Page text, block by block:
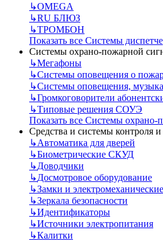
↳OMEGA
↳RU БЛЮЗ
↳ТРОМБОН
Показать все Системы
Системы охрано-пожарной
↳Мегафоны
↳Системы оповещения о
↳Системы оповещения,
↳Громкоговорители
↳Типовые решения СОУЭ
Показать все Системы
Средства и системы контроля
↳Автоматика для дверей
↳Биометрические СКУД
↳Доводчики
↳Досмотровое оборудование
↳Замки и
↳Зеркала безопасности
↳Идентификаторы
↳Источники электропитания
↳Калитки